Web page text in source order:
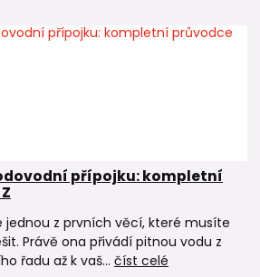
přípojku: kompletní
jednou z prvních věcí, které musíte
Právě ona přivádí pitnou vodu z
řadu až k vaš... číst celé